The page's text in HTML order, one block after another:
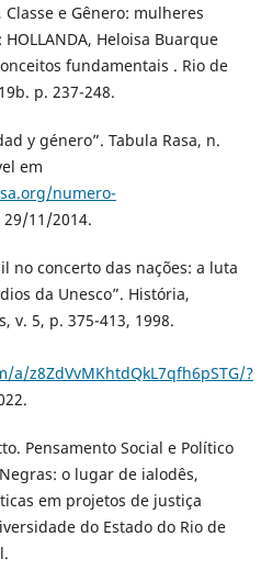
Classe e Gênero: mulheres
Heloisa Buarque
fundamentais . Rio de
p. 237-248.
y género”. Tabula Rasa, n.
em
numero-
29/11/2014.
no concerto das nações: a luta
da Unesco”. História,
v. 5, p. 375-413, 1998.
z8ZdVvMKhtdQkL7qfh6pSTG/?
Pensamento Social e Político
o lugar de ialodês,
em projetos de justiça
do Estado do Rio de